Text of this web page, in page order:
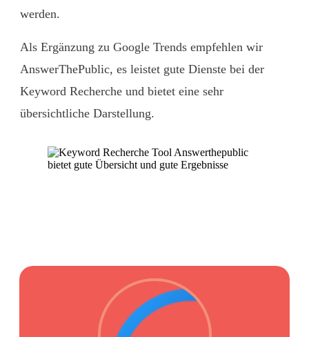
werden.
Als Ergänzung zu Google Trends empfehlen wir
AnswerThePublic, es leistet gute Dienste bei der
Keyword Recherche und bietet eine sehr
übersichtliche Darstellung.